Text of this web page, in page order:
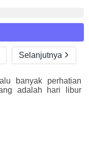
Roman
Selanjutnya
banyak perhatian
adalah hari libur